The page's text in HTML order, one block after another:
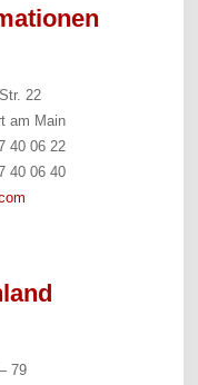
22
am Main
40 06 22
40 06 40
79